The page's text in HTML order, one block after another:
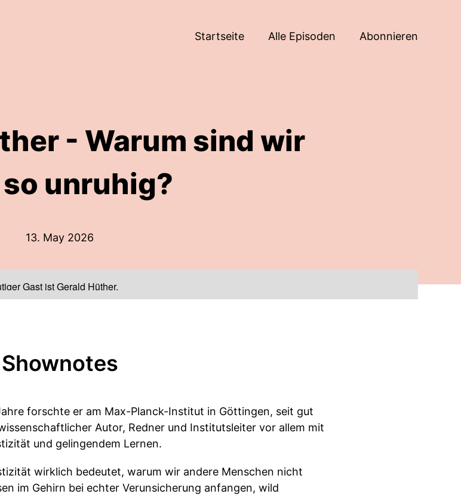
Startseite Alle Episoden Abonnieren
- Warum sind wir
unruhig?
13. May 2026
Gast ist Gerald Hüther.
Shownotes
forschte er am Max-Planck-Institut in Göttingen, seit gut
Autor, Redner und Institutsleiter vor allem mit
und gelingendem Lernen.
wirklich bedeutet, warum wir andere Menschen nicht
im Gehirn bei echter Verunsicherung anfangen, wild